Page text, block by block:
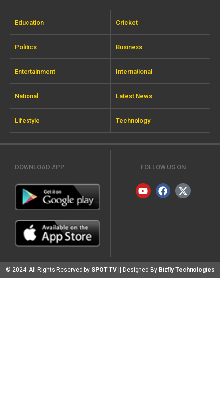
Education Cricket
Politics Business
Entertainment International
National Latest News
Lifestyle Technology
DOWNLOAD APP FOLLOW US ON
© 2024. All Rights Reserved by SPOT TV || Designed By Bizfly Technologies